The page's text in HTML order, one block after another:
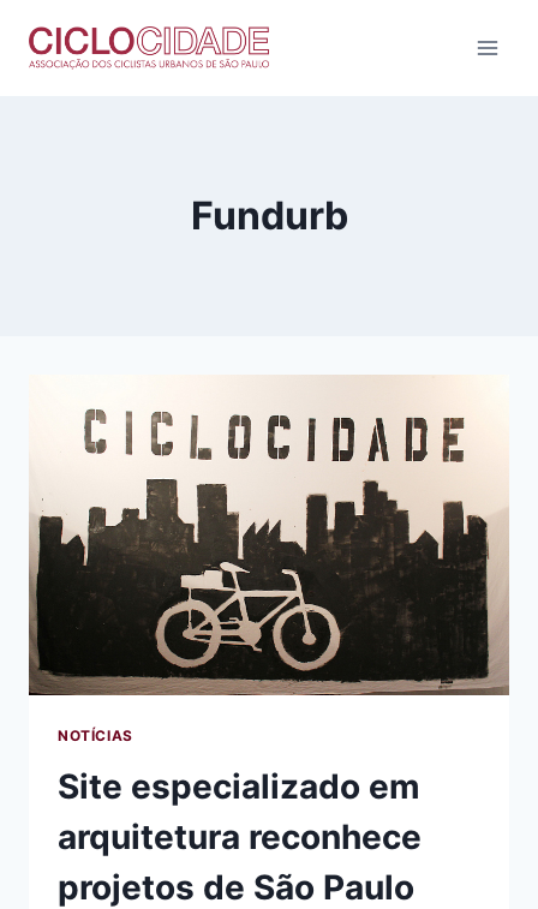
para
Fundurb
NOTÍCIAS
Site especializado em
arquitetura reconhece
projetos de São Paulo